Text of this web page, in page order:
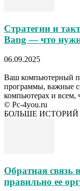
Стратегии и
Bang — что
06.09.2025
Ваш компьютерный
программы, важные
компьютерах и всем,
© Pc-4you.ru
БОЛЬШЕ ИСТОРИЙ
Обратная связь
правильно ее